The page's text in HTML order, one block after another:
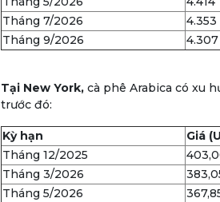
Tháng 7/2026
4.353
Tháng 9/2026
4.307
Tại New York, cà phê Arabica có xu
trước đó:
Kỳ hạn Giá
Tháng 12/2025
Tháng 3/2026
Tháng 5/2026